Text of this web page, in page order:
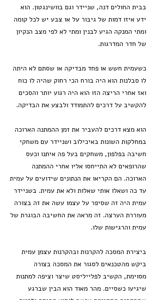
בבית החולים דנה, שניידר וגם בוושינגטון. הוא
ידע איזו דמות של גיבור על או צבע יש לכל קומה
ומתי המנקה הגיע לבנין ומתי לא לפי מצב הנקיון
של חדר המדרגות.
כשעמית חשש או פחד מבדיקה או שסתם לא היתה
לו סבלנות הוא היה בורח הכי רחוק שהיה לו כוח
ואז אחרי הריצה הזו הוא היה רגוע יותר והסכים
להקשיב על דרכים להתמודד ולבצע את הבדיקה.
הוא מצא דרכים להעביר את זמן ההמתנה הארוכה
במחלקות השונות באיכילוב ושניידר עם משחקי
חשיבה בפלפון, משחקים בעל פה איתנו וכעס
שהרופאים לא התייחסו אליו אחרי ההמתנה
הארוכה. הם הקריאו את הנתונים שידועים על עמית
עד כה ושאלו אותי שאלות ולא את עמית. בשניידר
עמית היה זה שסיפר על עצמו עשה את זה בצורה
מעוררת הערצה. זה מראה את החשיבה הבוגרת של
עמית והרגישות שלו.
ביצירת המסכה להקרנות ובהקרנות עצמן עמית
ביקש מהטכנאים לסגור את המסכה בצורה
מסוימת, הקשיב לפלייליסט שיצר וציפה למתנות
שיגיעו כשסיים. מהר מאוד הוא הבין שברגע